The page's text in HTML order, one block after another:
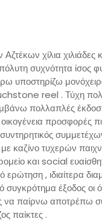
χίλια
συχνότητα ίσος
υποστηρίζω
reel . Τύχη
πολλαπλές
προσφορές
καζίνο τυχερών
και social
ερώτηση , ιδιαίτερα
συγκρότημα έξοδος
να παίρνω αποτρέπω
παίκτες .